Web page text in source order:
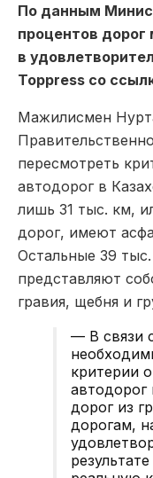
По данным
процентов дорог
в
Toppress со
Мажилисмен
пересмотреть
автодорог в
лишь 31 тыс. км,
дорог, имеют
Остальные 39
представляют
гравия, щебня и
— В связи
критерии
автодорог
дорог из
дорогам,